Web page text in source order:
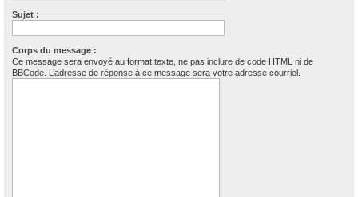
Sujet :
Corps du message :
Ce message sera envoyé au format texte, ne pas inclure de code HTML ni de
BBCode. L’adresse de réponse à ce message sera votre adresse courriel.